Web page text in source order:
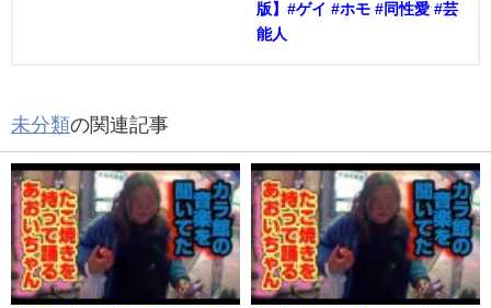
版】#ゲイ #ホモ #同性愛 #芸
能人
未分類の関連記事